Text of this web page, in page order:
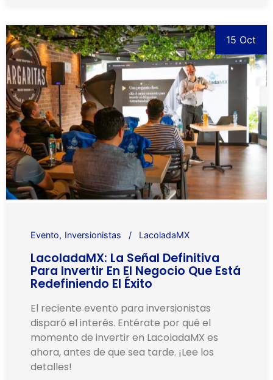
15 Oct
Evento Inversionistas LacoladaMX
LacoladaMX: La Señal Definitiva
Para Invertir En El Negocio Que Está
Redefiniendo El Éxito
El reciente evento para inversionistas
disparó el interés. Entérate por qué el
momento de invertir en LacoladaMX es
ahora, antes de que sea tarde. ¡Lee los
detalles!